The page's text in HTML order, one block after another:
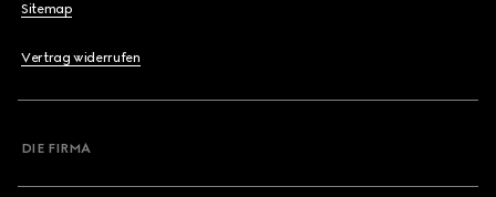
Sitemap
Vertrag widerrufen
DIE FIRMA